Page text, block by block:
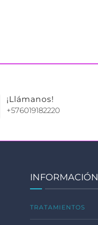
¡Llámanos!
+576019182220
INFORMACIÓN
TRATAMIENTOS